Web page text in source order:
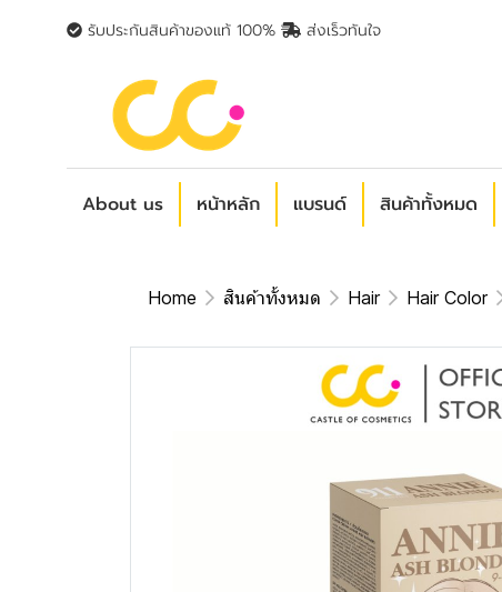
รับประกันสินค้าของแท้ 100% ส่งเร็วทันใจ
About us หน้าหลัก แบรนด์ สินค้าทั้งหมด
Home สินค้าทั้งหมด Hair Hair Color